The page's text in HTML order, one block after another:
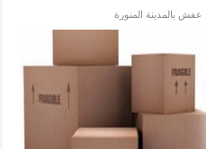
بالمدينة المنورة